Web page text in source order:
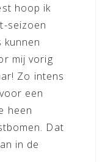
hoop ik
seizoen
mij vorig
Zo intens
een
heen
Dat
in de